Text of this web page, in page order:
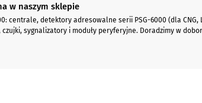
w naszym sklepie
centrale, detektory adresowalne serii PSG-6000 (dla
czujki, sygnalizatory i moduły peryferyjne. Doradzimy w